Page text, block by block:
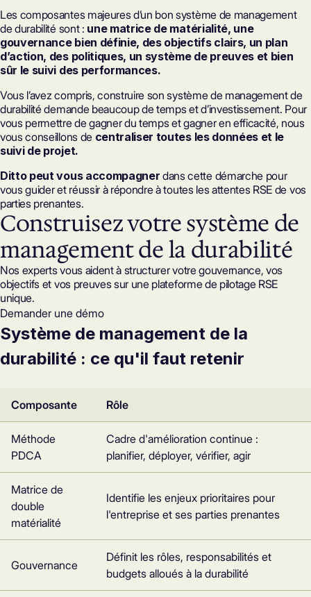
Les composantes majeures d’un bon système de management
de durabilité sont : une matrice de matérialité, une
gouvernance bien définie, des objectifs clairs, un plan
d’action, des politiques, un système de preuves et bien
sûr le suivi des performances.
Vous l’avez compris, construire son système de management de
durabilité demande beaucoup de temps et d’investissement. Pour
vous permettre de gagner du temps et gagner en efficacité, nous
vous conseillons de centraliser toutes les données et le
suivi de projet.
Ditto peut vous accompagner dans cette démarche pour
vous guider et réussir à répondre à toutes les attentes RSE de vos
parties prenantes.
Construisez votre système de
management de la durabilité
Nos experts vous aident à structurer votre gouvernance, vos
objectifs et vos preuves sur une plateforme de pilotage RSE
unique.
Demander une démo
Système de management de la
durabilité : ce qu'il faut retenir
Composante Rôle
Méthode
PDCA
Cadre d'amélioration continue :
planifier, déployer, vérifier, agir
Matrice de
double
matérialité
Identifie les enjeux prioritaires pour
l'entreprise et ses parties prenantes
Gouvernance
Définit les rôles, responsabilités et
budgets alloués à la durabilité